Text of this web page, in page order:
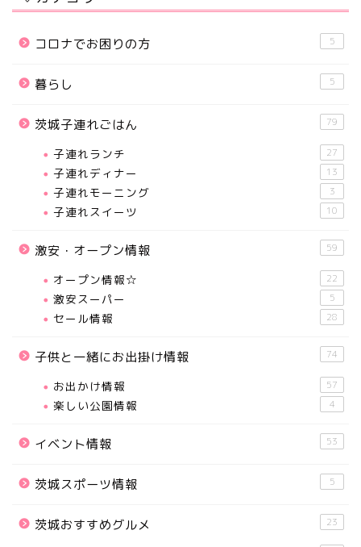
コロナでお困りの方 5
暮らし 5
茨城子連れごはん 79
子連れランチ 27
子連れディナー 13
子連れモーニング 3
子連れスイーツ 10
激安・オープン情報 59
オープン情報☆ 22
激安スーパー 5
セール情報 28
子供と一緒にお出掛け情報 74
お出かけ情報 57
楽しい公園情報 4
イベント情報 53
茨城スポーツ情報 5
茨城おすすめグルメ 23